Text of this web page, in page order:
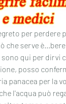
per perdere
che serve
qui per dirvi
posso
panacea per la
l'acqua può